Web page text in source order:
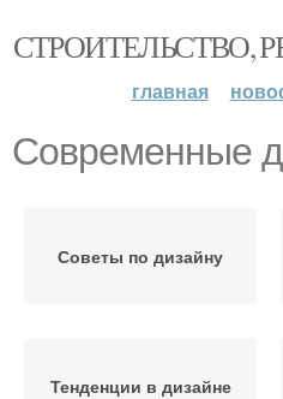
СТРОИТЕЛЬСТВО,
главная
Современные
Советы по дизайну
Тенденции в дизайне